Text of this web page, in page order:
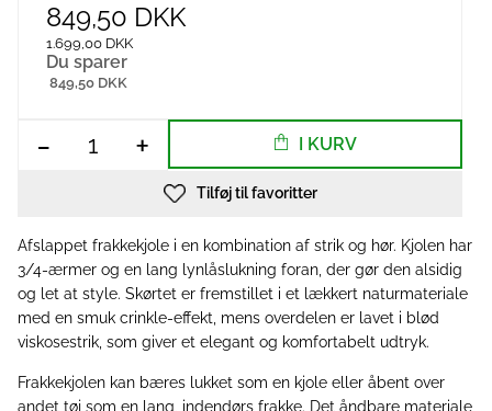
849,50 DKK
1.699,00 DKK
Du sparer
849,50 DKK
- + I KURV
Tilføj til favoritter
Afslappet frakkekjole i en kombination af strik og hør. Kjolen har
3/4-ærmer og en lang lynlåslukning foran, der gør den alsidig
og let at style. Skørtet er fremstillet i et lækkert naturmateriale
med en smuk crinkle-effekt, mens overdelen er lavet i blød
viskosestrik, som giver et elegant og komfortabelt udtryk.
Frakkekjolen kan bæres lukket som en kjole eller åbent over
andet tøj som en lang, indendørs frakke. Det åndbare materiale